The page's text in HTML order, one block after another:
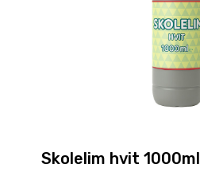
Skolelim hvit 1000ml